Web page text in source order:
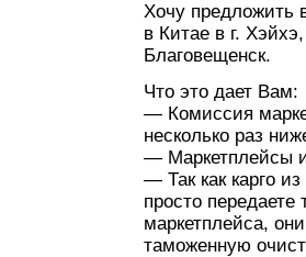
Хочу предложить
в Китае в г.
Благовещенск.
Что это дает Вам:
— Комиссия
несколько раз
— Маркетплейсы
— Так как карго
просто
маркетплейса,
таможенную